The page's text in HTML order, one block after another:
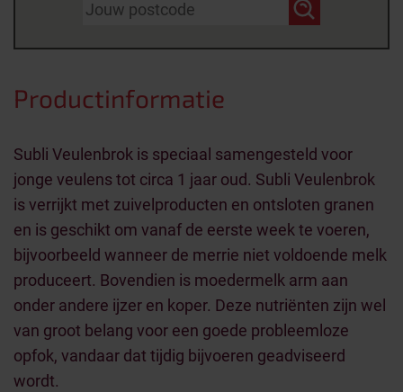
Productinformatie
Subli Veulenbrok is speciaal samengesteld voor
jonge veulens tot circa 1 jaar oud. Subli Veulenbrok
is verrijkt met zuivelproducten en ontsloten granen
en is geschikt om vanaf de eerste week te voeren,
bijvoorbeeld wanneer de merrie niet voldoende melk
produceert. Bovendien is moedermelk arm aan
onder andere ijzer en koper. Deze nutriënten zijn wel
van groot belang voor een goede probleemloze
opfok, vandaar dat tijdig bijvoeren geadviseerd
wordt.